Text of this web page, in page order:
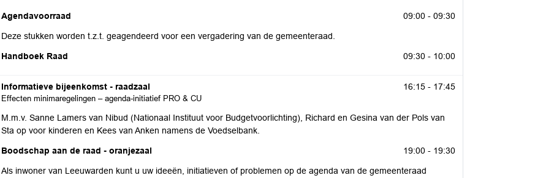
Agendavoorraad
maandag 17 augustus 2026 09:00 - 09:30
Deze stukken worden t.z.t. geagendeerd voor een vergadering van de gemeenteraad.
Handboek Raad
maandag 17 augustus 2026 09:30 - 10:00
Informatieve bijeenkomst - raadzaal
Effecten minimaregelingen – agenda-initiatief PRO & CU
woensdag 26 augustus 2026 16:15 - 17:45
M.m.v. Sanne Lamers van Nibud (Nationaal Instituut voor Budgetvoorlichting), Richard en Gesina van der Pols van
Sta op voor kinderen en Kees van Anken namens de Voedselbank.
Boodschap aan de raad - oranjezaal
woensdag 26 augustus 2026 19:00 - 19:30
Als inwoner van Leeuwarden kunt u uw ideeën, initiatieven of problemen op de agenda van de gemeenteraad